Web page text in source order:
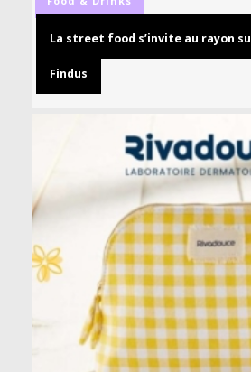
La street food s’invite au rayon
Findus